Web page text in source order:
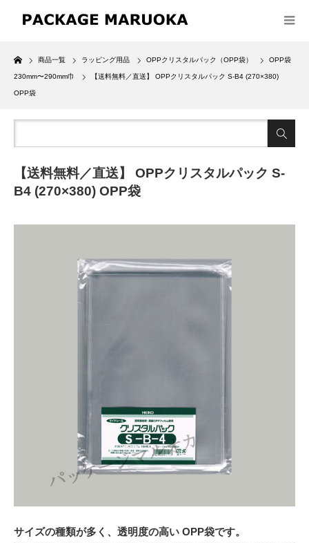
Home
商品一覧 ラッピング用品 OPPクリスタルパック（OPP袋） OPP袋
230mm〜290mm巾 【送料無料／直送】 OPPクリスタルパック S-B4 (270×380)
OPP袋
【送料無料／直送】 OPPクリスタルパック S-
B4 (270×380) OPP袋
サイズの種類が多く、透明度の高い OPP袋です。